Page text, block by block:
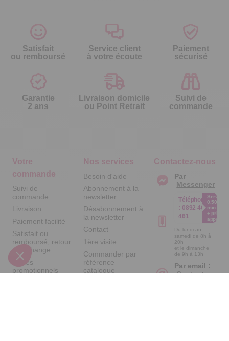
Satisfait
ou remboursé
Service client
à votre écoute
Paiement
sécurisé
Garantie
2 ans
Livraison domicile
ou Point Retrait
Suivi de
commande
Votre
commande
Suivi de
commande
Livraison
Paiement facilité
Satisfait ou
remboursé, retour
ou échange
Codes
promotionnels
Nos services
Besoin d'aide
Abonnement à la
newsletter
Désabonnement à
la newsletter
Contact
1ère visite
Commander par
référence
catalogue
Contactez-nous
Par
Messenger
Téléphone
: 0892 461
461
Service
0.50€ /
min
+ prix
appel
Du lundi au
samedi de 8h à
20h
et le dimanche
de 9h à 13h
Par email :
Contactez-